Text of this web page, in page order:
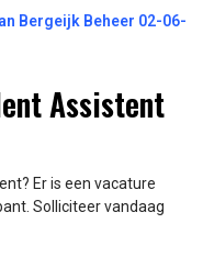
Bergeijk Beheer 02-06-
Assistent
Er is een vacature
Solliciteer vandaag